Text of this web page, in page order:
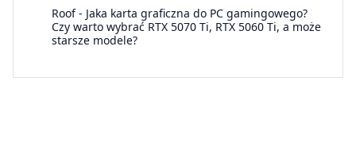
Roof- Jaka karta graficzna do PC gamingowego?
Czy warto wybrać RTX 5070 Ti, RTX 5060 Ti, a może
starsze modele?